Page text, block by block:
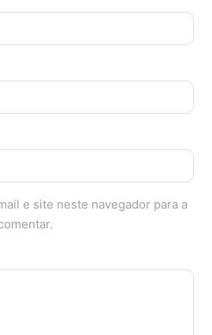
e site neste navegador para a